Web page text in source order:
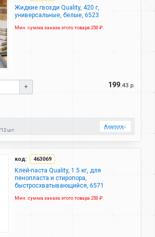
Жидкие гвозди Quality, 420 г,
универсальные, белые, 6523
Мин. сумма заказа этого товара 250 ₽.
+ 199.43 р.
12 шт.
Аналоги↓
код: 463069
Клей-паста Quality, 1.5 кг, для
пенопласта и стиропора,
быстросхватывающийся, 6571
Мин. сумма заказа этого товара 250 ₽.